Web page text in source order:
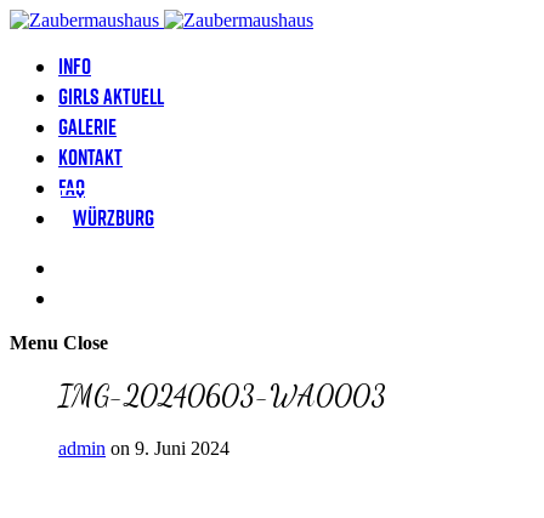
Info
Girls aktuell
Galerie
Kontakt
FAQ
Würzburg
Menu Close
IMG-20240603-WA0003
admin on 9. Juni 2024